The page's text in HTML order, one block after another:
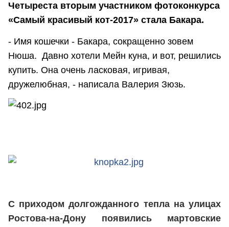
Четыреста вторым участником фотоконкурса
«Самый красивый кот-2017» стала Бакара.
- Имя кошечки - Бакара, сокращенно зовем
Нюша. Давно хотели Мейн куна, и вот, решились
купить. Она очень ласковая, игривая,
дружелюбная, - написала Валерия Зюзь.
С приходом долгожданного тепла на улицах
Ростова-на-Дону появились мартовские